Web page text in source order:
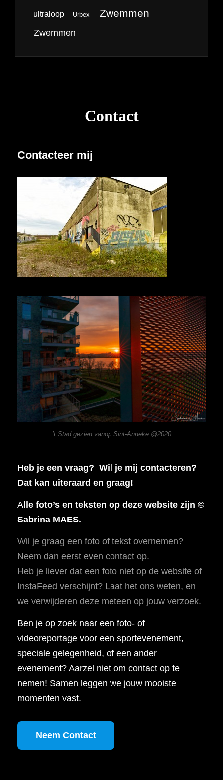
ultraloop Urbex Zwemmen
Zwemmen
Contact
Contacteer mij
’t Stad gezien vanop Sint-Anneke @2020
Heb je een vraag? Wil je mij contacteren?
Dat kan uiteraard en graag!
Alle foto’s en teksten op deze website zijn ©
Sabrina MAES.
Wil je graag een foto of tekst overnemen?
Neem dan eerst even contact op.
Heb je liever dat een foto niet op de website of
InstaFeed verschijnt? Laat het ons weten, en
we verwijderen deze meteen op jouw verzoek.
Ben je op zoek naar een foto- of
videoreportage voor een sportevenement,
speciale gelegenheid, of een ander
evenement? Aarzel niet om contact op te
nemen! Samen leggen we jouw mooiste
momenten vast.
Neem Contact